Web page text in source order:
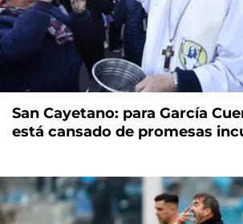
San Cayetano: para García
está cansado de promesas